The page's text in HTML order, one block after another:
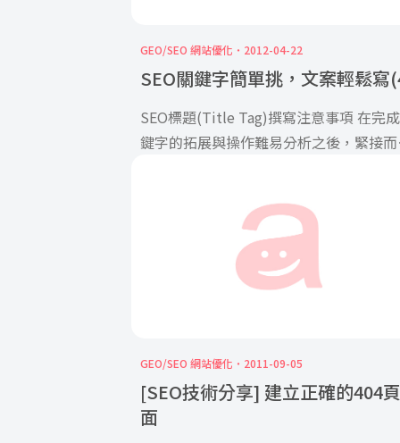
GEO/SEO 網站優化 2012-04-22
SEO關鍵字簡單挑，文案輕鬆寫
SEO標題(Title Tag)撰寫注意事項 在完
鍵字的拓展與操作難易分析之後，緊接
GEO/SEO 網站優化 2011-09-05
[SEO技術分享] 建立正確的404頁
面